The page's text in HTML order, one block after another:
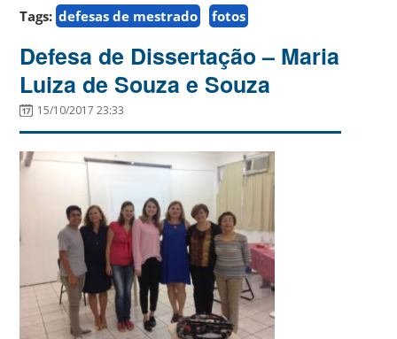
Tags: defesas de mestrado fotos
Defesa de Dissertação – Maria
Luiza de Souza e Souza
15/10/2017 23:33